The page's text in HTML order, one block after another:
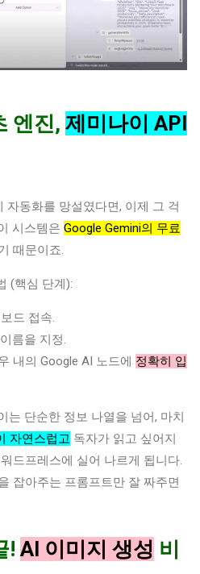
엔진, 제미나이 API
자동화를 망설였다면, 이제 그 걱
시스템은 Google Gemini의 무료
때문이죠.
(핵심 단계):
드 접속.
름을 지정.
내의 Google AI 노드에 정확히 입
는 단순한 정보 나열을 넘어, 마치
자연스럽고 독자가 읽고 싶어지
드프레스에 실어 나르게 됩니다.
잡아주는 프롬프트만 잘 짜주면
! AI 이미지 생성 비